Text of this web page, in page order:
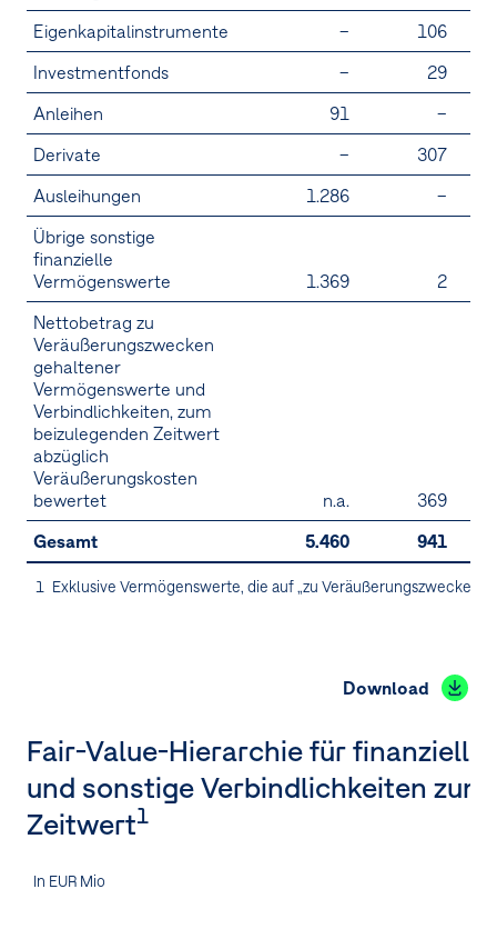
Eigenkapitalinstrumente
– 106
Investmentfonds
–
29
Anleihen
91
–
Derivate
– 307
Ausleihungen
1.286 –
Übrige sonstige
finanzielle
Vermögenswerte
1.369 2
Nettobetrag zu
Veräußerungszwecken
gehaltener
Vermögenswerte und
Verbindlichkeiten, zum
beizulegenden Zeitwert
abzüglich
Veräußerungskosten
bewertet
n.a. 369
Gesamt
5.460 941
1 Exklusive Vermögenswerte, die auf „zu Veräußerungszwecken
Download
Fair-Value-Hierarchie für
und sonstige Verbindlichkeiten zum
Zeitwert1
In EUR Mio